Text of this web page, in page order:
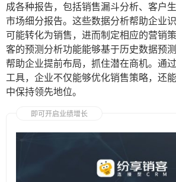
成各种报告，包括销售漏斗分析、客户
市场细分报告。这些数据分析帮助企业
可能转化为销售，进而制定相应的营销
客的预测分析功能能够基于历史数据预
帮助企业提前布局，抓住潜在商机。通
工具，企业不仅能够优化销售策略，还
中保持领先地位。
即可开启业绩增长